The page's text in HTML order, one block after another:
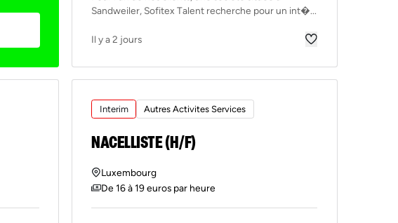
Sandweiler, Sofitex Talent recherche pour un int�...
Il y a 2 jours
Interim Autres Activites Services
NACELLISTE (H/F)
Luxembourg
De 16 à 19 euros par heure